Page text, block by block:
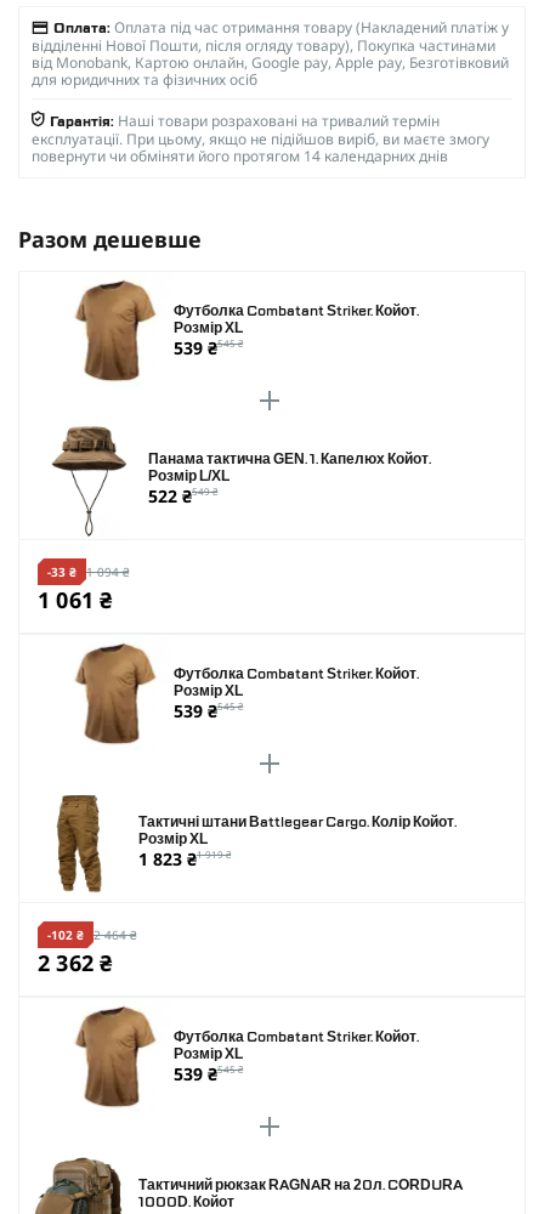
Оплата: Оплата під час отримання товару (Накладений платіж у
відділенні Нової Пошти, після огляду товару), Покупка частинами
від Monobank, Картою онлайн, Google pay, Apple pay, Безготівковий
для юридичних та фізичних осіб
Гарантія: Наші товари розраховані на тривалий термін
експлуатації. При цьому, якщо не підійшов виріб, ви маєте змогу
повернути чи обміняти його протягом 14 календарних днів
Разом дешевше
Футболка Combatant Striker. Койот.
Розмір XL
539 ₴545 ₴
Панама тактична GEN. 1. Капелюх Койот.
Розмір L/XL
522 ₴549 ₴
-33 ₴ 1 094 ₴
1 061 ₴
Футболка Combatant Striker. Койот.
Розмір XL
539 ₴545 ₴
Тактичні штани Battlegear Cargo. Колір Койот.
Розмір XL
1 823 ₴1 919 ₴
-102 ₴ 2 464 ₴
2 362 ₴
Футболка Combatant Striker. Койот.
Розмір XL
539 ₴545 ₴
Тактичний рюкзак RAGNAR на 20л. CORDURA
1000D. Койот